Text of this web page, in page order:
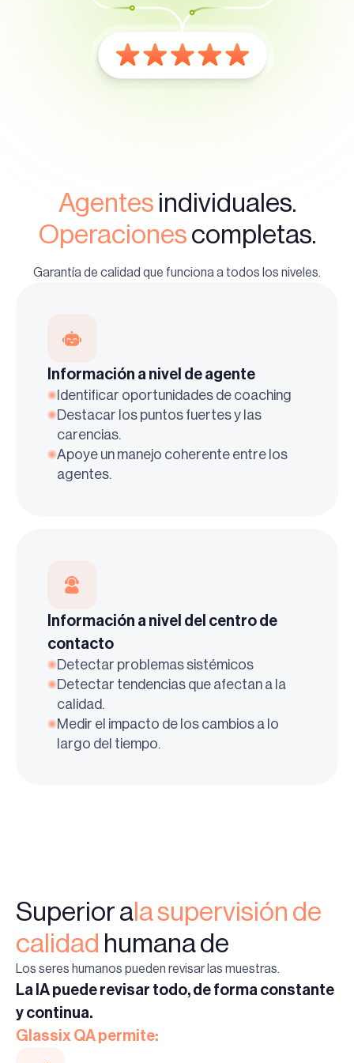
Agentes individuales.
Operacionescompletas.
Garantía de calidad que funciona a todos los niveles.
Información a nivel de agente
Identificar oportunidades de coaching
Destacar los puntos fuertes y las
carencias.
Apoye un manejo coherente entre los
agentes.
Información a nivel del centro de
contacto
Detectar problemas sistémicos
Detectar tendencias que afectan a la
calidad.
Medir el impacto de los cambios a lo
largo del tiempo.
Superior ala supervisión de
calidad humana de
Los seres humanos pueden revisar las muestras.
La IA puede revisar todo, de forma constante
y continua.
Glassix QA permite: